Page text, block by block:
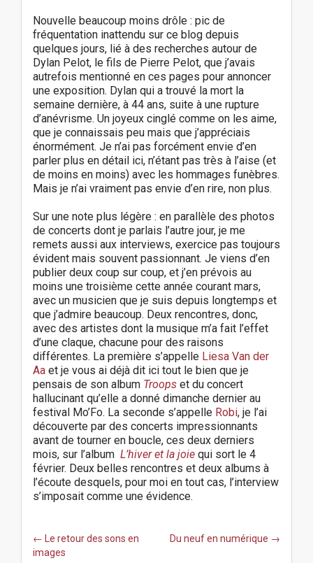
Nouvelle beaucoup moins drôle : pic de
fréquentation inattendu sur ce blog depuis
quelques jours, lié à des recherches autour de
Dylan Pelot, le fils de Pierre Pelot, que j’avais
autrefois mentionné en ces pages pour annoncer
une exposition. Dylan qui a trouvé la mort la
semaine dernière, à 44 ans, suite à une rupture
d’anévrisme. Un joyeux cinglé comme on les aime,
que je connaissais peu mais que j’appréciais
énormément. Je n’ai pas forcément envie d’en
parler plus en détail ici, n’étant pas très à l’aise (et
de moins en moins) avec les hommages funèbres.
Mais je n’ai vraiment pas envie d’en rire, non plus.
Sur une note plus légère : en parallèle des photos
de concerts dont je parlais l’autre jour, je me
remets aussi aux interviews, exercice pas toujours
évident mais souvent passionnant. Je viens d’en
publier deux coup sur coup, et j’en prévois au
moins une troisième cette année courant mars,
avec un musicien que je suis depuis longtemps et
que j’admire beaucoup. Deux rencontres, donc,
avec des artistes dont la musique m’a fait l’effet
d’une claque, chacune pour des raisons
différentes. La première s’appelle Liesa Van der
Aa et je vous ai déjà dit ici tout le bien que je
pensais de son album Troops et du concert
hallucinant qu’elle a donné dimanche dernier au
festival Mo’Fo. La seconde s’appelle Robi, je l’ai
découverte par des concerts impressionnants
avant de tourner en boucle, ces deux derniers
mois, sur l’album L’hiver et la joie qui sort le 4
février. Deux belles rencontres et deux albums à
l’écoute desquels, pour moi en tout cas, l’interview
s’imposait comme une évidence.
P
o
← Le retour des sons en
images
Du neuf en numérique →